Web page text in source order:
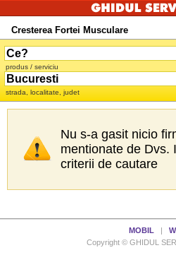
Cresterea Fortei Musculare
produs / serviciu
strada, localitate, judet
Nu s-a gasit nicio
mentionate de Dvs.
criterii de cautare
MOBIL
Copyright © GHIDUL